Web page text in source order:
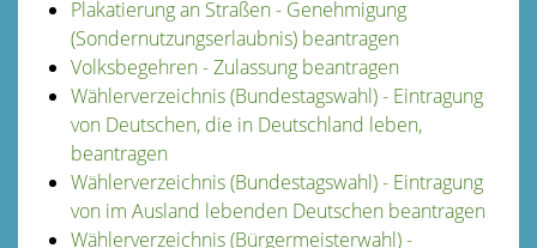
Plakatierung an Straßen - Genehmigung
(Sondernutzungserlaubnis) beantragen
Volksbegehren - Zulassung beantragen
Wählerverzeichnis (Bundestagswahl) - Eintragung
von Deutschen, die in Deutschland leben,
beantragen
Wählerverzeichnis (Bundestagswahl) - Eintragung
von im Ausland lebenden Deutschen beantragen
Wählerverzeichnis (Bürgermeisterwahl) -